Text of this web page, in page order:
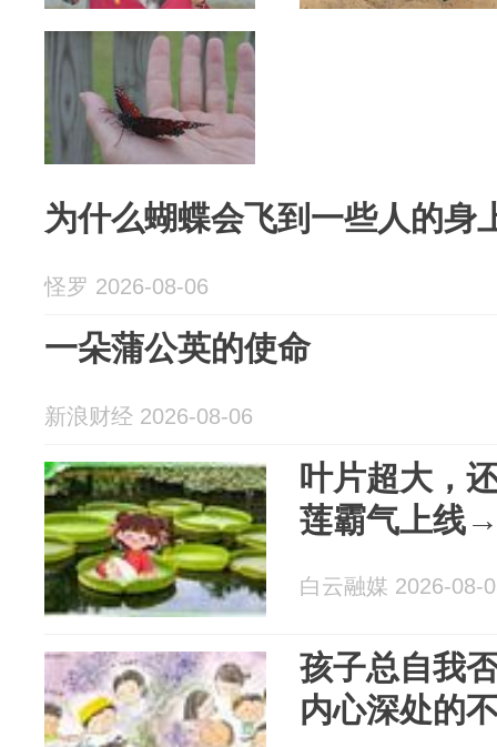
为什么蝴蝶会飞到一些人的身
怪罗 2026-08-06
一朵蒲公英的使命
新浪财经 2026-08-06
叶片超大，
莲霸气上线
白云融媒 2026-08-
孩子总自我
内心深处的